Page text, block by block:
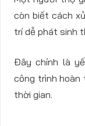
còn biết cách
trí dễ phát sinh
Đây chính là
công trình hoàn
thời gian.